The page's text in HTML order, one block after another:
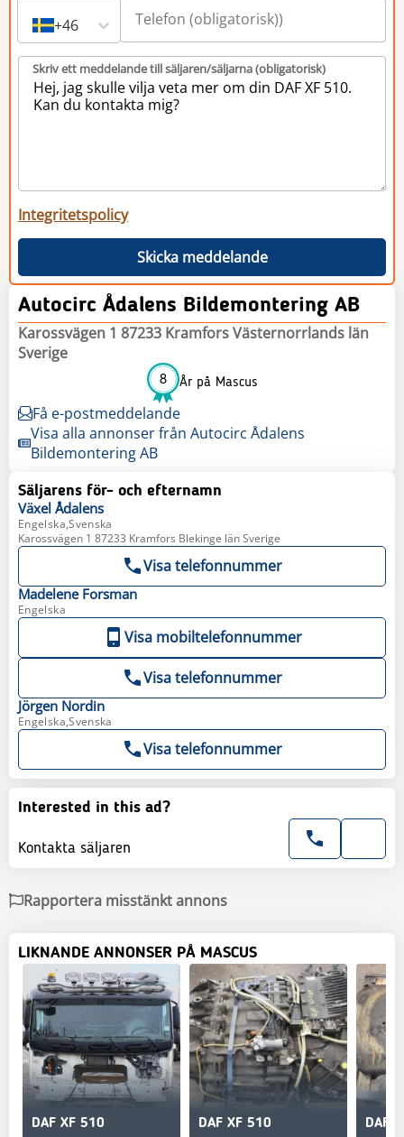
+46
Skriv ett meddelande till säljaren/säljarna (obligatorisk)
Integritetspolicy
Skicka meddelande
Autocirc Ådalens Bildemontering AB
Karossvägen 1 87233 Kramfors Västernorrlands län
Sverige
8 År på Mascus
Få e-postmeddelande
Visa alla annonser från Autocirc Ådalens
Bildemontering AB
Säljarens för- och efternamn
Växel Ådalens
Engelska,Svenska
Karossvägen 1 87233 Kramfors Blekinge län Sverige
Visa telefonnummer
Madelene Forsman
Engelska
Visa mobiltelefonnummer
Visa telefonnummer
Jörgen Nordin
Engelska,Svenska
Visa telefonnummer
Interested in this ad?
Kontakta säljaren
Rapportera misstänkt annons
LIKNANDE ANNONSER PÅ MASCUS
DAF XF 510 DAF XF 510 DAF